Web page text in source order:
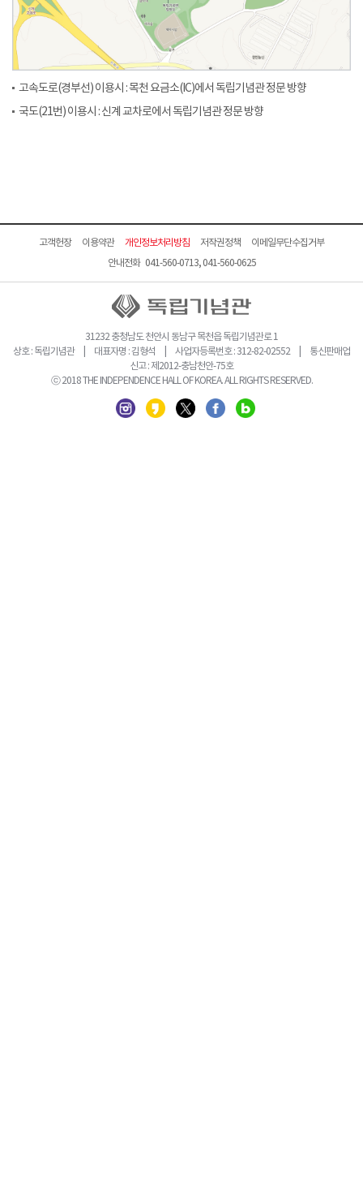
고속도로(경부선) 이용시 : 목천 요금소(IC)에서 독립기념관 정문 방향
국도(21번) 이용시 : 신계 교차로에서 독립기념관 정문 방향
고객헌장 이용약관 개인정보처리방침 저작권정책
이메일무단수집거부
안내전화 041-560-0713, 041-560-0625
31232 충청남도 천안시 동남구 목천읍 독립기념관로 1
상호 : 독립기념관 | 대표자명 : 김형석 | 사업자등록번호 : 312-82-02552 | 통신판매업
신고 : 제2012-충남천안-75호
ⓒ 2018 THE INDEPENDENCE HALL OF KOREA. ALL RIGHTS RESERVED.